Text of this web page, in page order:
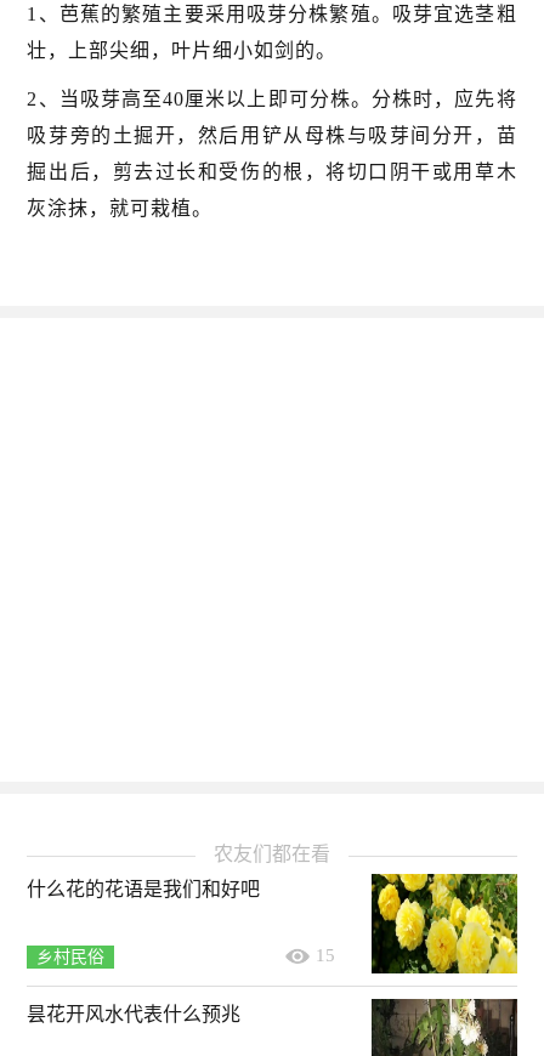
1、芭蕉的繁殖主要采用吸芽分株繁殖。吸芽宜选茎粗
壮，上部尖细，叶片细小如剑的。
2、当吸芽高至40厘米以上即可分株。分株时，应先将
吸芽旁的土掘开，然后用铲从母株与吸芽间分开，苗
掘出后，剪去过长和受伤的根，将切口阴干或用草木
灰涂抹，就可栽植。
农友们都在看
什么花的花语是我们和好吧
乡村民俗 15
昙花开风水代表什么预兆